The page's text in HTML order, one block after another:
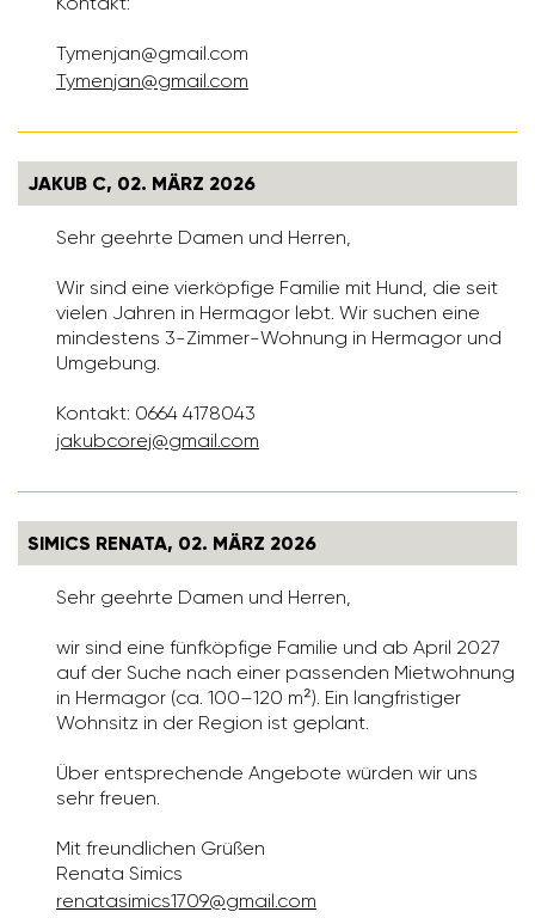
Tymenjan@gmail.com
Tymenjan@gmail.com
JAKUB C, 02. MÄRZ 2026
Sehr geehrte Damen und Herren,
Wir sind eine vierköpfige Familie mit Hund, die seit
vielen Jahren in Hermagor lebt. Wir suchen eine
mindestens 3-Zimmer-Wohnung in Hermagor und
Umgebung.
Kontakt: 0664 4178043
jakub­corej@gmail.com
SIMICS RENATA, 02. MÄRZ 2026
Sehr geehrte Damen und Herren,
wir sind eine fünfköpfige Familie und ab April 2027
auf der Suche nach einer passenden Mietwohnung
in Hermagor (ca. 100–120 m²). Ein langfristiger
Wohnsitz in der Region ist geplant.
Über entsprechende Angebote würden wir uns
sehr freuen.
Mit freundlichen Grüßen
Renata Simics
rena­ta­si­mics1709@gmail.com